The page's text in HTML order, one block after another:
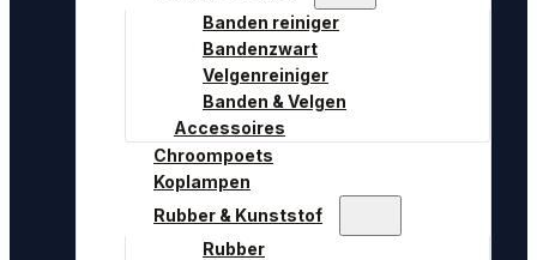
Banden reiniger
Bandenzwart
Velgenreiniger
Banden & Velgen
Accessoires
Chroompoets
Koplampen
Rubber & Kunststof
Rubber